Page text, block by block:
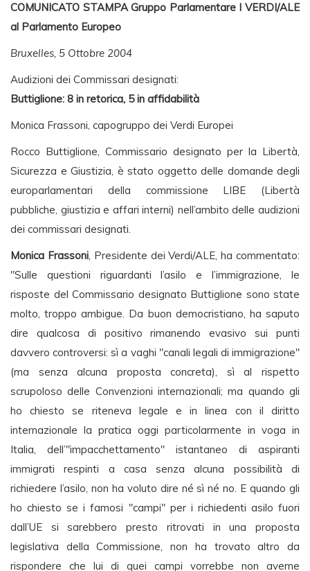
COMUNICATO STAMPA Gruppo Parlamentare I VERDI/ALE
al Parlamento Europeo
Bruxelles, 5 Ottobre 2004
Audizioni dei Commissari designati:
Buttiglione: 8 in retorica, 5 in affidabilità
Monica Frassoni, capogruppo dei Verdi Europei
Rocco Buttiglione, Commissario designato per la Libertà,
Sicurezza e Giustizia, è stato oggetto delle domande degli
europarlamentari della commissione LIBE (Libertà
pubbliche, giustizia e affari interni) nell’ambito delle audizioni
dei commissari designati.
Monica Frassoni, Presidente dei Verdi/ALE, ha commentato:
"Sulle questioni riguardanti l’asilo e l’immigrazione, le
risposte del Commissario designato Buttiglione sono state
molto, troppo ambigue. Da buon democristiano, ha saputo
dire qualcosa di positivo rimanendo evasivo sui punti
davvero controversi: sì a vaghi "canali legali di immigrazione"
(ma senza alcuna proposta concreta), sì al rispetto
scrupoloso delle Convenzioni internazionali; ma quando gli
ho chiesto se riteneva legale e in linea con il diritto
internazionale la pratica oggi particolarmente in voga in
Italia, dell’"impacchettamento" istantaneo di aspiranti
immigrati respinti a casa senza alcuna possibilità di
richiedere l’asilo, non ha voluto dire né sì né no. E quando gli
ho chiesto se i famosi "campi" per i richiedenti asilo fuori
dall’UE si sarebbero presto ritrovati in una proposta
legislativa della Commissione, non ha trovato altro da
rispondere che lui di quei campi vorrebbe non averne